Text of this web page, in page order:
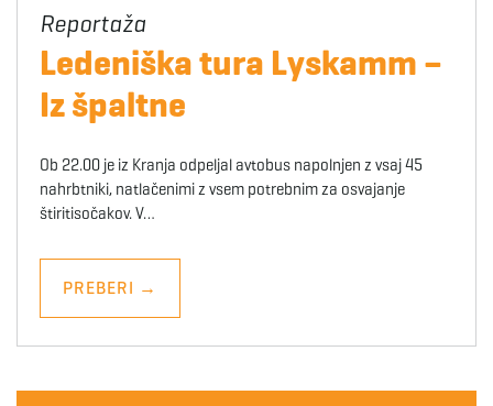
Ledeniška tura Lyskamm –
Iz špaltne
Ob 22.00 je iz Kranja odpeljal avtobus napolnjen z vsaj 45
nahrbtniki, natlačenimi z vsem potrebnim za osvajanje
štiritisočakov. V…
PREBERI →